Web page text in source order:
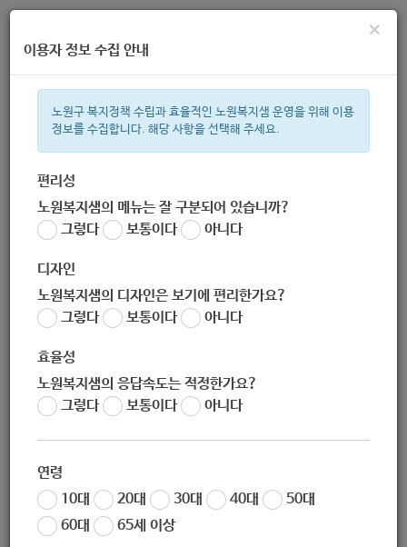
주간 인기검색어
한눈으로 보는 복지 정보
×
이용자 정보 수집 안내
노원구 복지정책 수립과 효율적인 노원복지샘 운영을 위해 이용
정보를 수집합니다. 해당 사항을 선택해 주세요.
편리성
노원복지샘의 메뉴는 잘 구분되어 있습니까?
그렇다
보통이다 아니다
디자인
노원복지샘의 디자인은 보기에 편리한가요?
그렇다
보통이다 아니다
효율성
노원복지샘의 응답속도는 적정한가요?
그렇다
보통이다 아니다
연령
10대
20대 30대 40대
50대
60대
65세 이상
구립노원1지역아동센터
02-972-0704
nowon-one@naver.com